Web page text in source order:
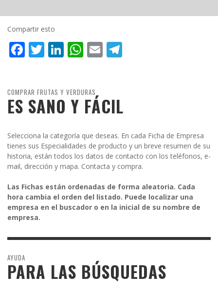
Compartir esto
Facebook
Twitter
LinkedIn
WhatsApp
Email
COMPRAR FRUTAS Y VERDURAS
ES SANO Y FÁCIL
Selecciona la categoría que deseas. En cada Ficha de Empresa
tienes sus Especialidades de producto y un breve resumen de su
historia, están todos los datos de contacto con los teléfonos, e-
mail, dirección y mapa. Contacta y compra.
Las Fichas están ordenadas de forma aleatoria. Cada
hora cambia el orden del listado. Puede localizar una
empresa en el buscador o en la inicial de su nombre de
empresa.
AYUDA
PARA LAS BÚSQUEDAS